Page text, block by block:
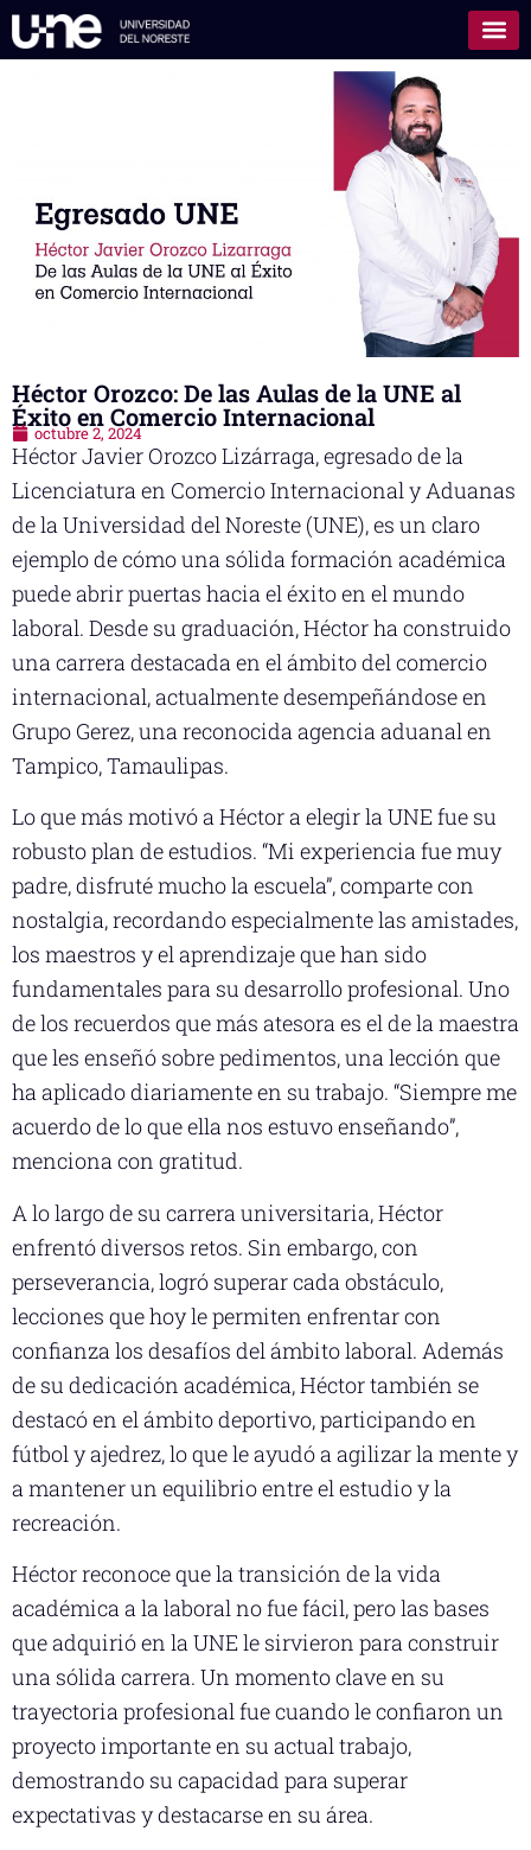
Héctor Orozco: De las Aulas de la UNE al
Éxito en Comercio Internacional
octubre 2, 2024
Héctor Javier Orozco Lizárraga, egresado de la
Licenciatura en Comercio Internacional y Aduanas
de la Universidad del Noreste (UNE), es un claro
ejemplo de cómo una sólida formación académica
puede abrir puertas hacia el éxito en el mundo
laboral. Desde su graduación, Héctor ha construido
una carrera destacada en el ámbito del comercio
internacional, actualmente desempeñándose en
Grupo Gerez, una reconocida agencia aduanal en
Tampico, Tamaulipas.
Lo que más motivó a Héctor a elegir la UNE fue su
robusto plan de estudios. “Mi experiencia fue muy
padre, disfruté mucho la escuela”, comparte con
nostalgia, recordando especialmente las amistades,
los maestros y el aprendizaje que han sido
fundamentales para su desarrollo profesional. Uno
de los recuerdos que más atesora es el de la maestra
que les enseñó sobre pedimentos, una lección que
ha aplicado diariamente en su trabajo. “Siempre me
acuerdo de lo que ella nos estuvo enseñando”,
menciona con gratitud.
A lo largo de su carrera universitaria, Héctor
enfrentó diversos retos. Sin embargo, con
perseverancia, logró superar cada obstáculo,
lecciones que hoy le permiten enfrentar con
confianza los desafíos del ámbito laboral. Además
de su dedicación académica, Héctor también se
destacó en el ámbito deportivo, participando en
fútbol y ajedrez, lo que le ayudó a agilizar la mente y
a mantener un equilibrio entre el estudio y la
recreación.
Héctor reconoce que la transición de la vida
académica a la laboral no fue fácil, pero las bases
que adquirió en la UNE le sirvieron para construir
una sólida carrera. Un momento clave en su
trayectoria profesional fue cuando le confiaron un
proyecto importante en su actual trabajo,
demostrando su capacidad para superar
expectativas y destacarse en su área.